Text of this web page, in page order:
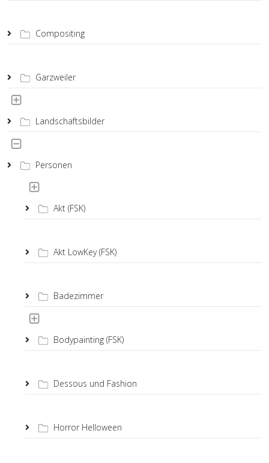
Compositing
Garzweiler
Landschaftsbilder
Personen
Akt (FSK)
Akt LowKey (FSK)
Badezimmer
Bodypainting (FSK)
Dessous und Fashion
Horror Helloween